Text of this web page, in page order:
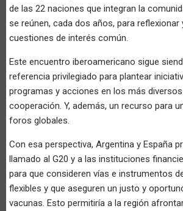
de las 22 naciones que integran la
se reúnen, cada dos años, para reflexionar
cuestiones de interés común.
Este encuentro iberoamericano sigue
referencia privilegiado para plantear
programas y acciones en los más
cooperación. Y, además, un recurso para
foros globales.
Con esa perspectiva, Argentina y España
llamado al G20 y a las instituciones
para que consideren vías e instrumentos
flexibles y que aseguren un justo y
vacunas. Esto permitiría a la región